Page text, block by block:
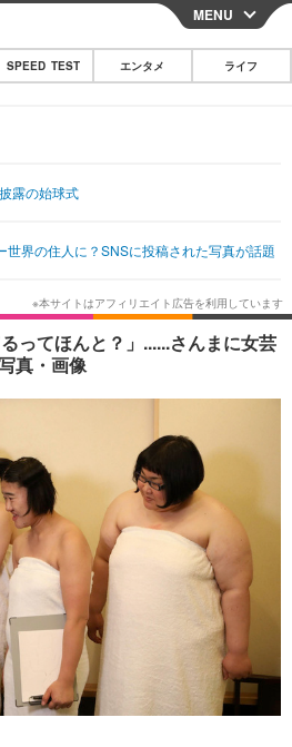
CLOSE
その他
映画・ドラマ
韓国・芸能
スポーツ
その他
グルメ
ショッピング
MENU
SPEED TEST エンタメ ライフ
露の始球式
世界の住人に？SNSに投稿された写真が話題
ってほんと？」......さんまに女芸
真・画像